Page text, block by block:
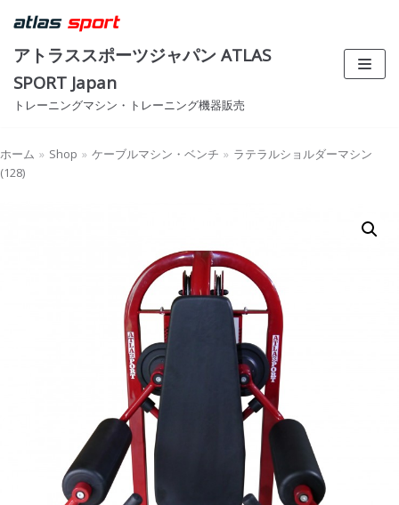
コ
テ
ン
ツ
ス
キ
アトラススポーツジャパン ATLAS
SPORT Japan
トレーニングマシン・トレーニング機器販売
ホーム » Shop » ケーブルマシン・ベンチ » ラテラルショルダーマシン
(128)